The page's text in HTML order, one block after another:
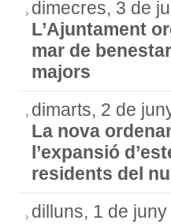
dimecres, 3 de
L’Ajuntament
mar de
majors
dimarts, 2 de
La nova
l’expansió
residents del
dilluns, 1 de